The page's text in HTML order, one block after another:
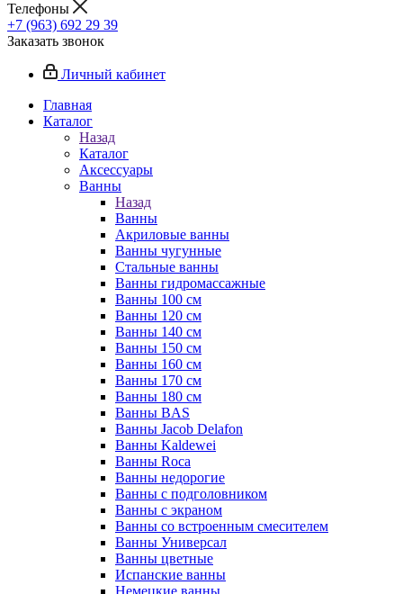
Телефоны
+7 (963) 692 29 39
Заказать звонок
Личный кабинет
Главная
Каталог
Назад
Каталог
Аксессуары
Ванны
Назад
Ванны
Акриловые ванны
Ванны чугунные
Стальные ванны
Ванны гидромассажные
Ванны 100 см
Ванны 120 см
Ванны 140 см
Ванны 150 см
Ванны 160 см
Ванны 170 см
Ванны 180 см
Ванны BAS
Ванны Jacob Delafon
Ванны Kaldewei
Ванны Roca
Ванны недорогие
Ванны с подголовником
Ванны с экраном
Ванны со встроенным смесителем
Ванны Универсал
Ванны цветные
Испанские ванны
Немецкие ванны